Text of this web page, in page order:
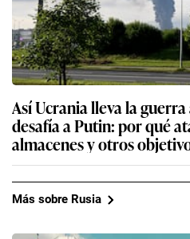
Así Ucrania lleva la
desafía a Putin: por qué
almacenes y otros
Más sobre Rusia